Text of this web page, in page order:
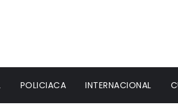
POLICIACA INTERNACIONAL